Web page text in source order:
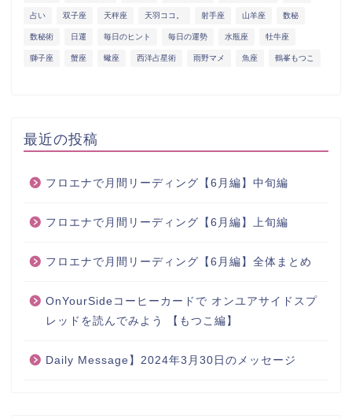
占い 双子座 天秤座 天羽ココ。 射手座 山羊座 数秘
数秘術 日運 毎日のヒント 毎日の運勢 水瓶座 牡牛座
獅子座 蟹座 蠍座 西洋占星術 雨野マメ 魚座 鶴峯もつこ
最近の投稿
フロエナで月間リーディング【6月編】中旬編
フロエナで月間リーディング【6月編】上旬編
フロエナで月間リーディング【6月編】全体まとめ
OnYourSideコーヒーカードで オンユアサイドスプ
レッドを読んでみよう 【もつこ編】
Daily Message】2024年3月30日のメッセージ